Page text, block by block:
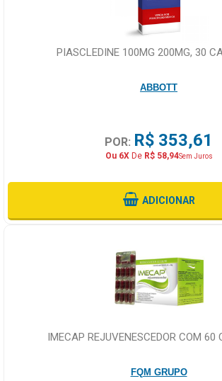
PIASCLEDINE 100MG 200MG, 30
ABBOTT
POR: R$ 353,61
Ou 6XDe R$ 58,94Sem Juros
ADICIONAR
IMECAP REJUVENESCEDOR COM 60
FQM GRUPO